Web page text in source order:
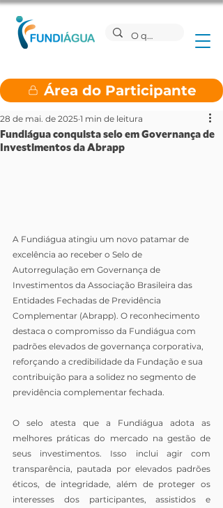
Área do Participante
Fundiágua conquista selo em Governança de
Investimentos da Abrapp
28 de mai. de 2025 1 min de leitura
A Fundiágua atingiu um novo patamar de
excelência ao receber o Selo de
Autorregulação em Governança de
Investimentos da Associação Brasileira das
Entidades Fechadas de Previdência
Complementar (Abrapp). O reconhecimento
destaca o compromisso da Fundiágua com
padrões elevados de governança corporativa,
reforçando a credibilidade da Fundação e sua
contribuição para a solidez no segmento de
previdência complementar fechada.
O selo atesta que a Fundiágua adota as
melhores práticas do mercado na gestão de
seus investimentos. Isso inclui agir com
transparência, pautada por elevados padrões
éticos, de integridade, além de proteger os
interesses dos participantes, assistidos e